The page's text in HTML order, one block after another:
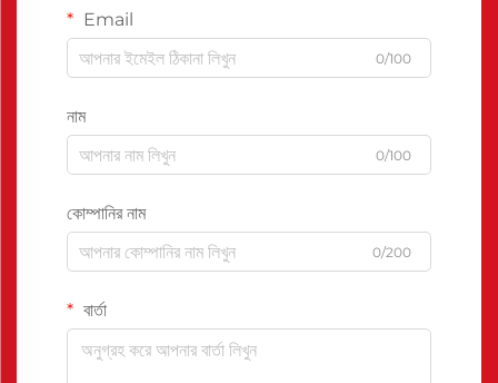
Email
0/100
নাম
0/100
কোম্পানির নাম
0/200
বার্তা